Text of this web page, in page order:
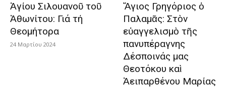
Ἁγίου Σιλουανοῦ τοῦ
Ἀθωνίτου: Γιά τή
Θεομήτορα
24 Μαρτίου 2024
Ἅγιος Γρηγόριος ὁ
Παλαμᾶς: Στὸν
εὐαγγελισμὸ τῆς
πανυπέραγνης
Δέσποινάς μας
Θεοτόκου καὶ
Ἀειπαρθένου Μαρίας